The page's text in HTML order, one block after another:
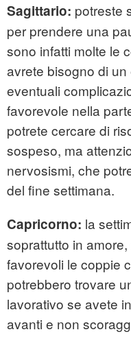
Sagittario: potreste
per prendere una
sono infatti molte le
avrete bisogno di
eventuali
favorevole nella
potrete cercare di
sospeso, ma
nervosismi, che
del fine settimana.
Capricorno: la
soprattutto in
favorevoli le coppie
potrebbero trovare
lavorativo se avete
avanti e non